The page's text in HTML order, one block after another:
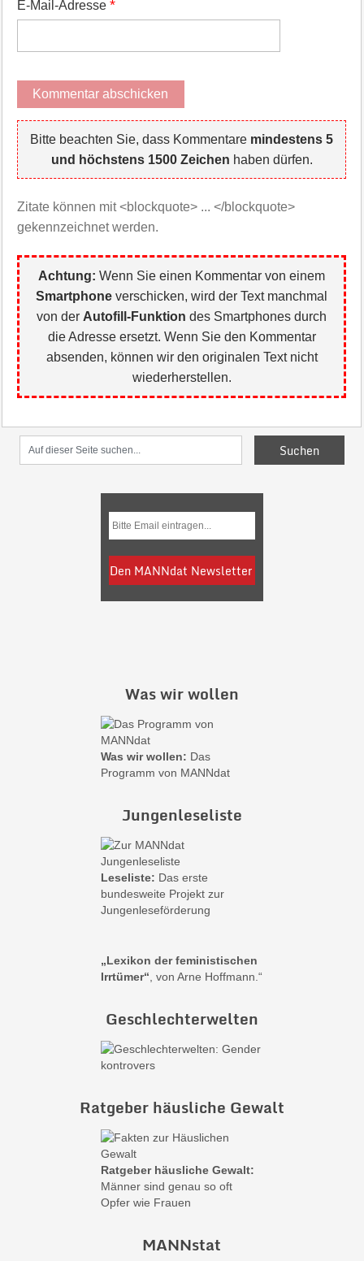
E-Mail-Adresse *
Bitte beachten Sie, dass Kommentare mindestens 5
und höchstens 1500 Zeichen haben dürfen.
Zitate können mit <blockquote> ... </blockquote>
gekennzeichnet werden.
Achtung: Wenn Sie einen Kommentar von einem
Smartphone verschicken, wird der Text manchmal
von der Autofill-Funktion des Smartphones durch
die Adresse ersetzt. Wenn Sie den Kommentar
absenden, können wir den originalen Text nicht
wiederherstellen.
Was wir wollen
Was wir wollen: Das
Programm von MANNdat
Jungenleseliste
Leseliste: Das erste
bundesweite Projekt zur
Jungenleseförderung
„Lexikon der feministischen
Irrtümer“ , von Arne Hoffmann.“
Geschlechterwelten
Ratgeber häusliche Gewalt
Ratgeber häusliche Gewalt:
Männer sind genau so oft
Opfer wie Frauen
MANNstat